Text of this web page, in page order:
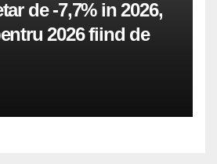
de -7,7% in 2026,
2026 fiind de